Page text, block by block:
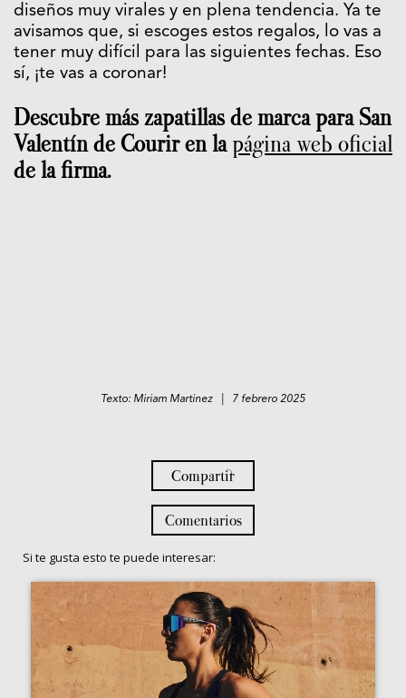
diseños muy virales y en plena tendencia. Ya te
avisamos que, si escoges estos regalos, lo vas a
tener muy difícil para las siguientes fechas. Eso
sí, ¡te vas a coronar!
Descubre más zapatillas de marca para San
Valentín de Courir en lapágina web oficial
de la firma.
Texto: Miriam Martinez | 7 febrero 2025
Compartir
Comentarios
Si te gusta esto te puede interesar: